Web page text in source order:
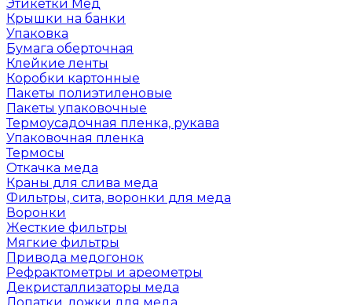
Этикетки Мёд
Крышки на банки
Упаковка
Бумага оберточная
Клейкие ленты
Коробки картонные
Пакеты полиэтиленовые
Пакеты упаковочные
Термоусадочная пленка, рукава
Упаковочная пленка
Термосы
Откачка меда
Краны для слива меда
Фильтры, сита, воронки для меда
Воронки
Жесткие фильтры
Мягкие фильтры
Привода медогонок
Рефрактометры и ареометры
Декристаллизаторы меда